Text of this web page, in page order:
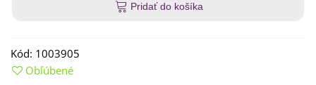
Pridať do košíka
Kód: 1003905
Obľúbené